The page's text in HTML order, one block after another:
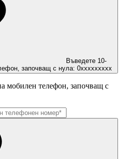
Въведете 10-
започващ с нула: 0ххххххххх
мобилен телефон, започващ с